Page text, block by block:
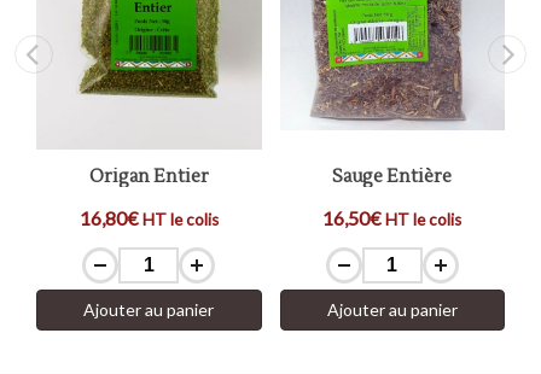
Origan Entier
16,80€ HT le colis
Ajouter au panier
Sauge Entière
16,50€HT le colis
Ajouter au panier